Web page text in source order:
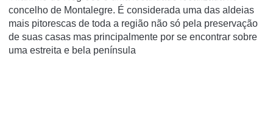
concelho de Montalegre. É considerada uma das aldeias
mais pitorescas de toda a região não só pela preservação
de suas casas mas principalmente por se encontrar sobre
uma estreita e bela península